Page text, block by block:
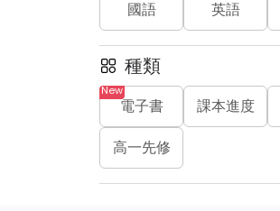
國語
英語
種類
電子書
課本進度
高一先修